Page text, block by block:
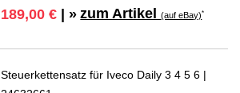
189,00 € | » zum Artikel(auf eBay)*
Steuerkettensatz für Iveco Daily 3 4 5 6 |